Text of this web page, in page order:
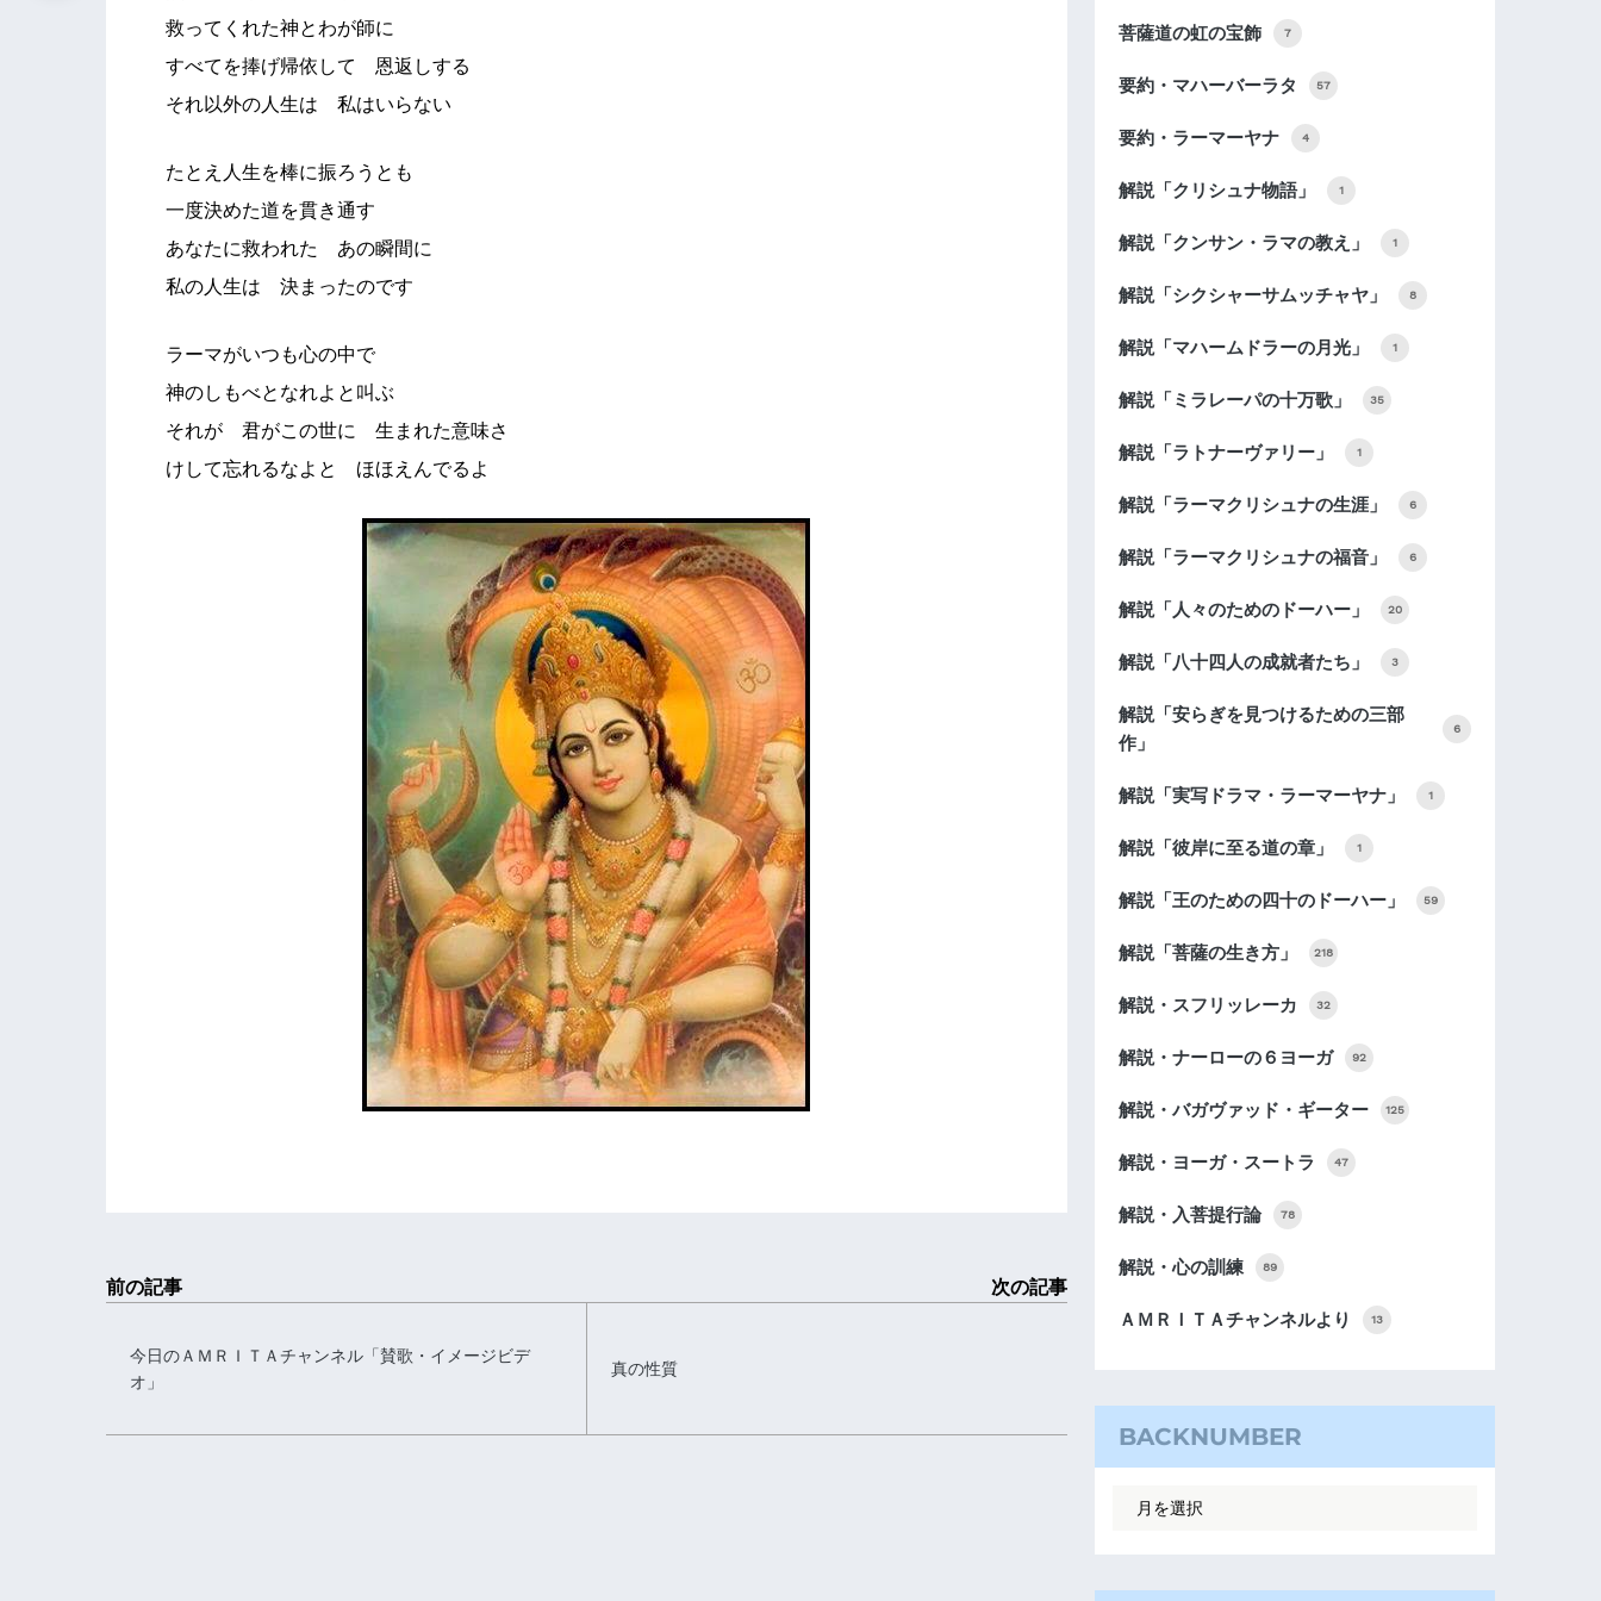
救ってくれた神とわが師に
すべてを捧げ帰依して 恩返しする
それ以外の人生は 私はいらない
たとえ人生を棒に振ろうとも
一度決めた道を貫き通す
あなたに救われた あの瞬間に
私の人生は 決まったのです
ラーマがいつも心の中で
神のしもべとなれよと叫ぶ
それが 君がこの世に 生まれた意味さ
けして忘れるなよと ほほえんでるよ
前の記事
今日のＡＭＲＩＴＡチャンネル「賛歌・イメージビデ
オ」
次の記事
真の性質
菩薩道の虹の宝飾 7
要約・マハーバーラタ 57
要約・ラーマーヤナ 4
解説「クリシュナ物語」 1
解説「クンサン・ラマの教え」 1
解説「シクシャーサムッチャヤ」 8
解説「マハームドラーの月光」 1
解説「ミラレーパの十万歌」 35
解説「ラトナーヴァリー」 1
解説「ラーマクリシュナの生涯」 6
解説「ラーマクリシュナの福音」 6
解説「人々のためのドーハー」 20
解説「八十四人の成就者たち」 3
解説「安らぎを見つけるための三部
作」
6
解説「実写ドラマ・ラーマーヤナ」 1
解説「彼岸に至る道の章」 1
解説「王のための四十のドーハー」 59
解説「菩薩の生き方」 218
解説・スフリッレーカ 32
解説・ナーローの６ヨーガ 92
解説・バガヴァッド・ギーター 125
解説・ヨーガ・スートラ 47
解説・入菩提行論 78
解説・心の訓練 89
ＡＭＲＩＴＡチャンネルより 13
BACKNUMBER